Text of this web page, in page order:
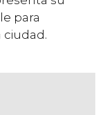
para
ciudad.